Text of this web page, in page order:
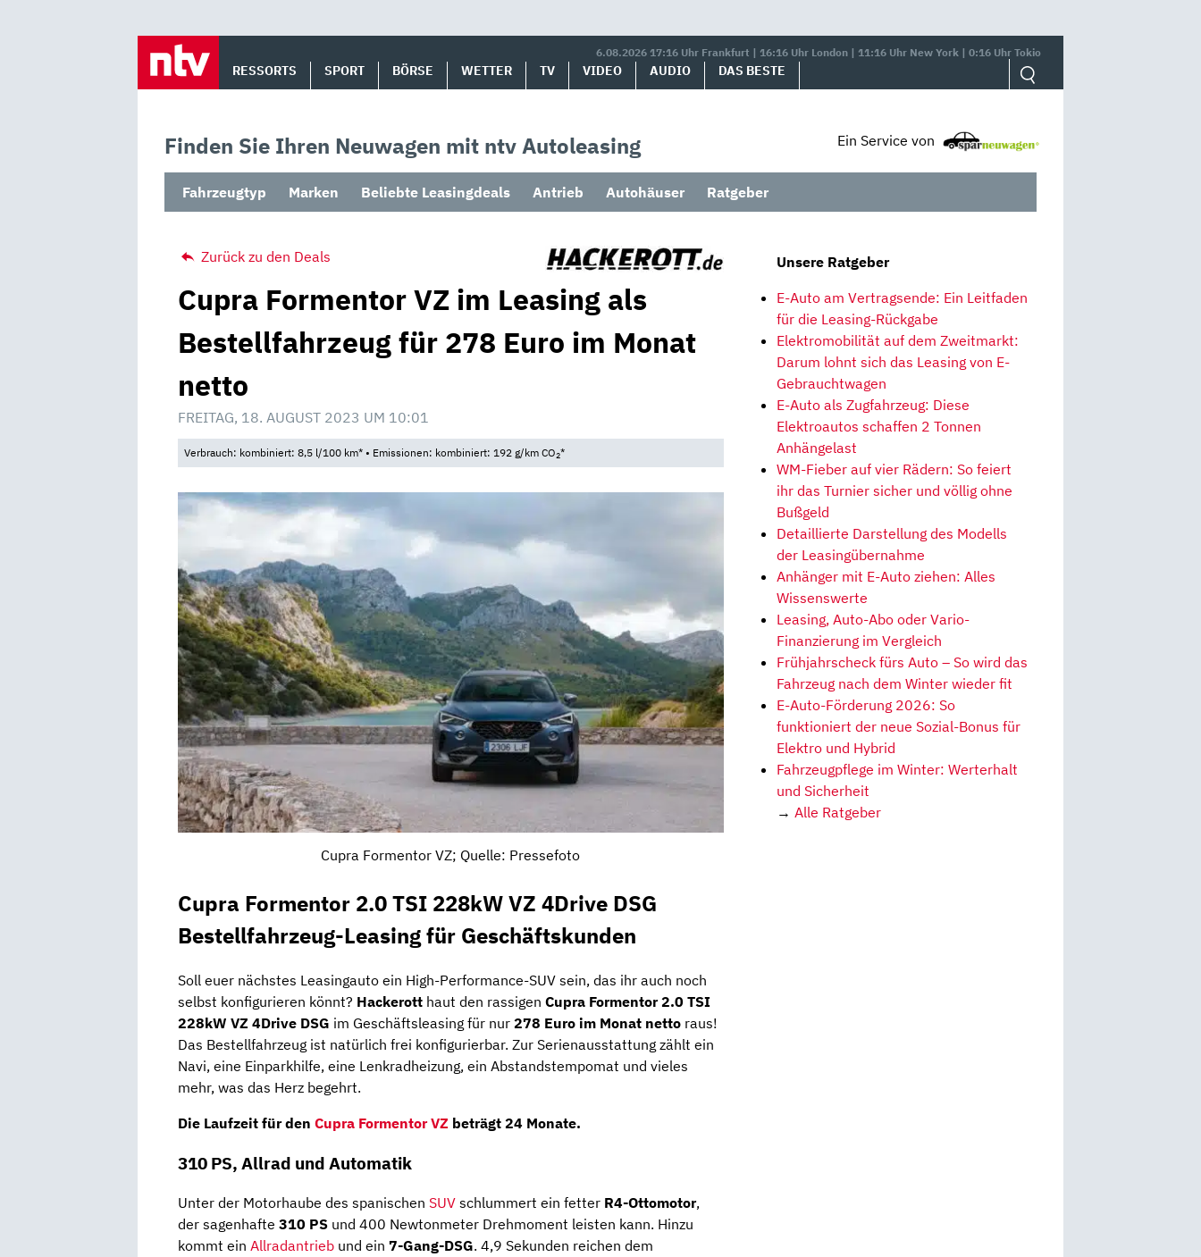
6.08.2026 17:16 Uhr Frankfurt | 16:16 Uhr London | 11:16 Uhr New York | 0:16 Uhr Tokio
RESSORTS SPORT BÖRSE WETTER TV VIDEO AUDIO DAS BESTE
Finden Sie Ihren Neuwagen mit ntv Autoleasing Ein Service von
Fahrzeugtyp Marken Beliebte Leasingdeals Antrieb Autohäuser Ratgeber
Zurück zu den Deals
Cupra Formentor VZ im Leasing als
Bestellfahrzeug für 278 Euro im Monat
netto
FREITAG, 18. AUGUST 2023 UM 10:01
Verbrauch: kombiniert: 8,5 l/100 km* • Emissionen: kombiniert: 192 g/km CO2*
Cupra Formentor VZ; Quelle: Pressefoto
Cupra Formentor 2.0 TSI 228kW VZ 4Drive DSG
Bestellfahrzeug-Leasing für Geschäftskunden
Soll euer nächstes Leasingauto ein High-Performance-SUV sein, das ihr auch noch
selbst konfigurieren könnt? Hackerott haut den rassigen Cupra Formentor 2.0 TSI
228kW VZ 4Drive DSG im Geschäftsleasing für nur 278 Euro im Monat netto raus!
Das Bestellfahrzeug ist natürlich frei konfigurierbar. Zur Serienausstattung zählt ein
Navi, eine Einparkhilfe, eine Lenkradheizung, ein Abstandstempomat und vieles
mehr, was das Herz begehrt.
Die Laufzeit für den Cupra Formentor VZ beträgt 24 Monate.
310 PS, Allrad und Automatik
Unter der Motorhaube des spanischen SUV schlummert ein fetter R4-Ottomotor,
der sagenhafte 310 PS und 400 Newtonmeter Drehmoment leisten kann. Hinzu
kommt ein Allradantrieb und ein 7-Gang-DSG. 4,9 Sekunden reichen dem
Unsere Ratgeber
E-Auto am Vertragsende: Ein Leitfaden
für die Leasing-Rückgabe
Elektromobilität auf dem Zweitmarkt:
Darum lohnt sich das Leasing von E-
Gebrauchtwagen
E-Auto als Zugfahrzeug: Diese
Elektroautos schaffen 2 Tonnen
Anhängelast
WM-Fieber auf vier Rädern: So feiert
ihr das Turnier sicher und völlig ohne
Bußgeld
Detaillierte Darstellung des Modells
der Leasingübernahme
Anhänger mit E-Auto ziehen: Alles
Wissenswerte
Leasing, Auto-Abo oder Vario-
Finanzierung im Vergleich
Frühjahrscheck fürs Auto – So wird das
Fahrzeug nach dem Winter wieder fit
E-Auto-Förderung 2026: So
funktioniert der neue Sozial-Bonus für
Elektro und Hybrid
Fahrzeugpflege im Winter: Werterhalt
und Sicherheit
→ Alle Ratgeber